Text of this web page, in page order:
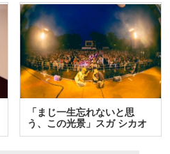
「まじ一生忘れないと思
う、この光景」スガ シカオ
と…